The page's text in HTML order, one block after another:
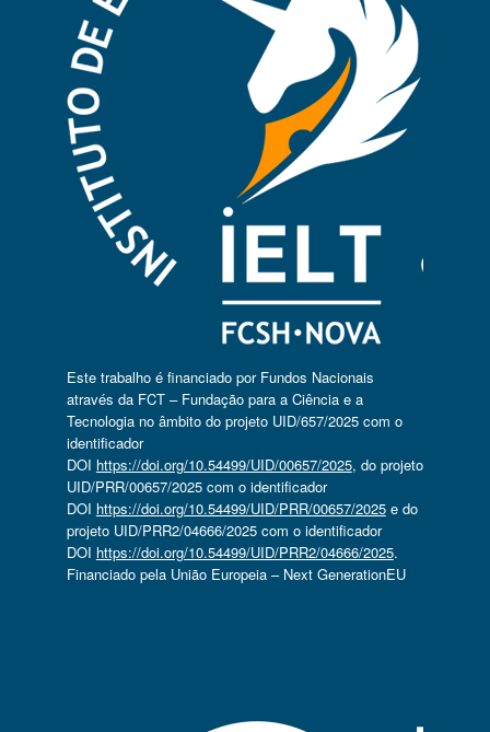
Este trabalho é financiado por Fundos Nacionais
através da FCT – Fundação para a Ciência e a
Tecnologia no âmbito do projeto UID/657/2025 com o
identificador
DOI https://doi.org/10.54499/UID/00657/2025, do projeto
UID/PRR/00657/2025 com o identificador
DOI https://doi.org/10.54499/UID/PRR/00657/2025e do
projeto UID/PRR2/04666/2025 com o identificador
DOI https://doi.org/10.54499/UID/PRR2/04666/2025.
Financiado pela União Europeia – Next GenerationEU